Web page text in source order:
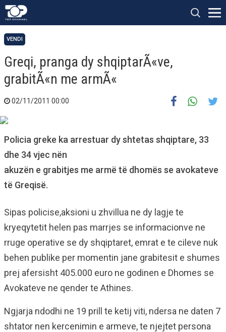
VENDI
Greqi, pranga dy shqiptarÃ«ve,
grabitÃ«n me armÃ«
02/11/2011 00:00
Policia greke ka arrestuar dy shtetas shqiptare, 33
dhe 34 vjec nën
akuzën e grabitjes me armë të dhomës se avokateve
të Greqisë.
Sipas policise,aksioni u zhvillua ne dy lagje te
kryeqytetit helen pas marrjes se informacionve ne
rruge operative se dy shqiptaret, emrat e te cileve nuk
behen publike per momentin jane grabitesit e shumes
prej afersisht 405.000 euro ne godinen e Dhomes se
Avokateve ne qender te Athines.
Ngjarja ndodhi ne 19 prill te ketij viti, ndersa ne daten 7
shtator nen kercenimin e armeve, te njejtet persona